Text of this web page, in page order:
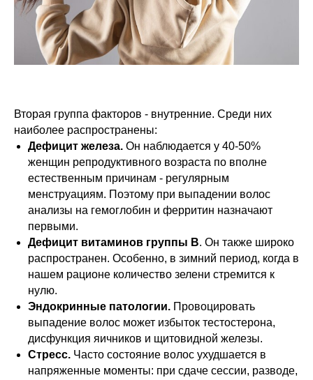
Вторая группа факторов - внутренние. Среди них
наиболее распространены:
Дефицит железа. Он наблюдается у 40-50%
женщин репродуктивного возраста по вполне
естественным причинам - регулярным
менструациям. Поэтому при выпадении волос
анализы на гемоглобин и ферритин назначают
первыми.
Дефицит витаминов группы B. Он также широко
распространен. Особенно, в зимний период, когда в
нашем рационе количество зелени стремится к
нулю.
Эндокринные патологии. Провоцировать
выпадение волос может избыток тестостерона,
дисфункция яичников и щитовидной железы.
Стресс. Часто состояние волос ухудшается в
напряженные моменты: при сдаче сессии, разводе,